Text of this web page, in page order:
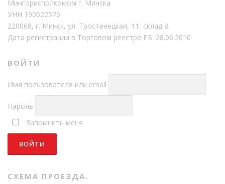
Мингорисполкомом г. Минска
УНН 190622576
220068, г. Минск, ул. Тростенецкая, 11, склад 8
Дата регистрации в Торговом реестре РБ: 28.06.2010
ВОЙТИ
Имя пользователя или email
Пароль
Запомнить меня
СХЕМА ПРОЕЗДА.